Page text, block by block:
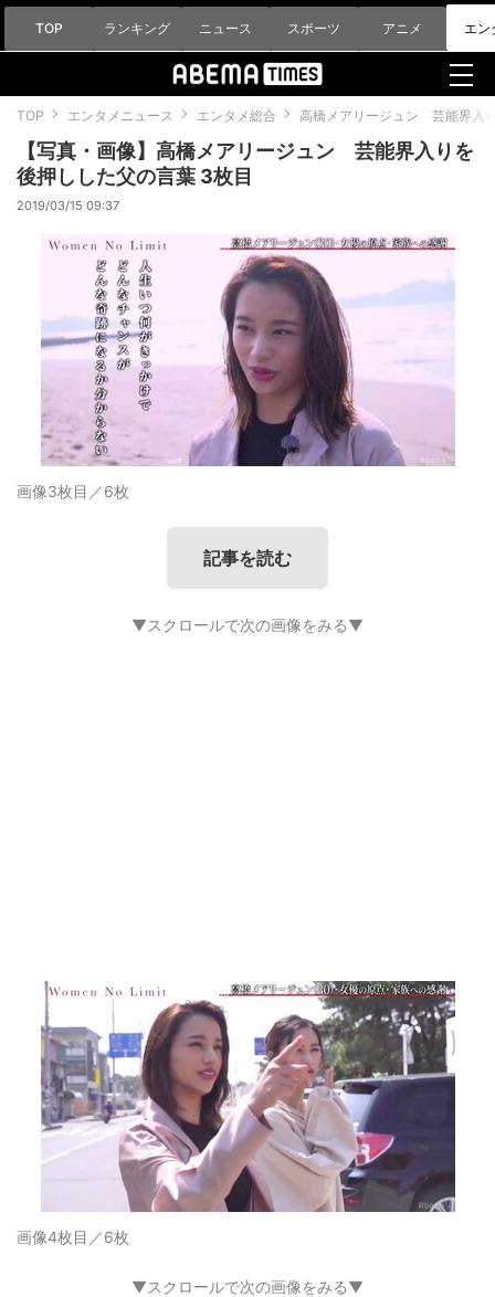
TOP ランキング ニュース スポーツ アニメ エン
TOP エンタメニュース エンタメ総合 高橋メアリージュン 芸能界入
【写真・画像】高橋メアリージュン 芸能界入りを
後押しした父の言葉 3枚目
2019/03/15 09:37
画像3枚目／6枚
記事を読む
▼スクロールで次の画像をみる▼
画像4枚目／6枚
▼スクロールで次の画像をみる▼